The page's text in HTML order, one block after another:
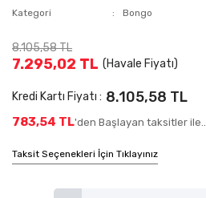
Kategori
Bongo
8.105,58 TL
7.295,02 TL (Havale Fiyatı)
Kredi Kartı Fiyatı : 8.105,58 TL
783,54 TL'den Başlayan taksitler ile..
Taksit Seçenekleri İçin Tıklayınız